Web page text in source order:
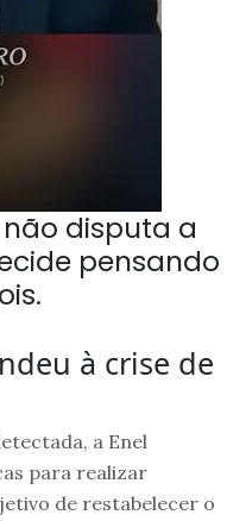
disputa a
pensando
à crise de
a Enel
para realizar
de restabelecer o